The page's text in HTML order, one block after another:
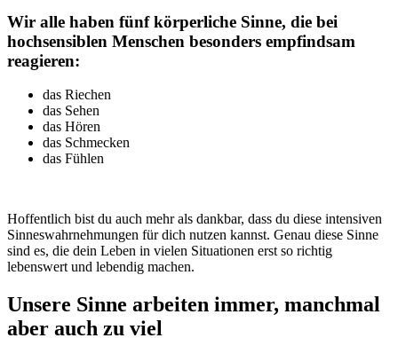
Wir alle haben fünf körperliche Sinne, die bei
hochsensiblen Menschen besonders empfindsam
reagieren:
das Riechen
das Sehen
das Hören
das Schmecken
das Fühlen
Hoffentlich bist du auch mehr als dankbar, dass du diese intensiven
Sinneswahrnehmungen für dich nutzen kannst. Genau diese Sinne
sind es, die dein Leben in vielen Situationen erst so richtig
lebenswert und lebendig machen.
Unsere Sinne arbeiten immer, manchmal
aber auch zu viel